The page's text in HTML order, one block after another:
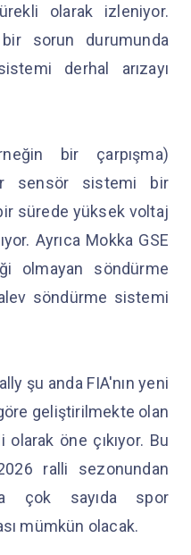
olarak izleniyor.
sorun durumunda
derhal arızayı
bir çarpışma)
sensör sistemi bir
sürede yüksek voltaj
Ayrıca Mokka GSE
olmayan söndürme
söndürme sistemi
şu anda FIA'nın yeni
geliştirilmekte olan
öne çıkıyor. Bu
ralli sezonundan
çok sayıda spor
mümkün olacak.